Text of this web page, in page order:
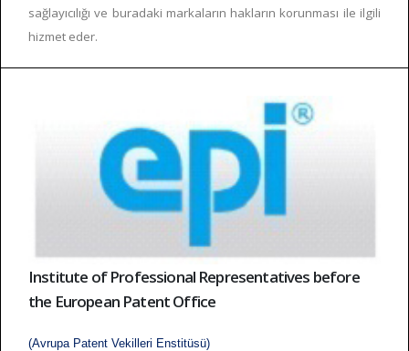
sağlayıcılığı ve buradaki markaların hakların korunması ile ilgili
hizmet eder.
Institute of Professional Representatives before
the European Patent Office
(Avrupa Patent Vekilleri Enstitüsü)